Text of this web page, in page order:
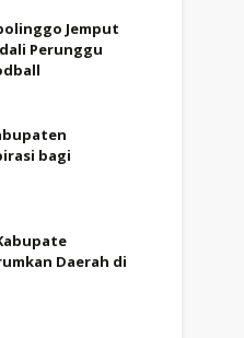
Jemput
Perunggu
bagi
Daerah di